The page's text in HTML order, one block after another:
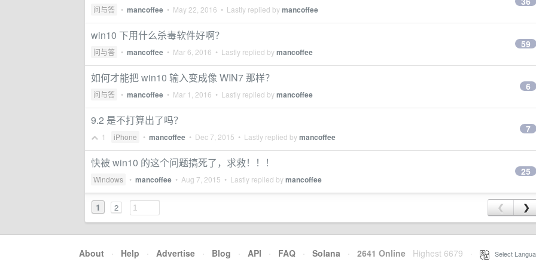
问与答 • mancoffee • May 22, 2016 • Lastly replied bymancoffee
win10 下用什么杀毒软件好啊？
问与答 • mancoffee • Mar 6, 2016 • Lastly replied bymancoffee
59
如何才能把 win10 输入变成像 WIN7 那样？
问与答 • mancoffee • Mar 1, 2016 • Lastly replied bymancoffee
6
9.2 是不打算出了吗？
1 iPhone • mancoffee • Dec 7, 2015 • Lastly replied bymancoffee
7
快被 win10 的这个问题搞死了，求救！！！
Windows • mancoffee • Aug 7, 2015 • Lastly replied bymancoffee
25
1 2 ❮ ❯
About · Help · Advertise · Blog · API · FAQ · Solana · 2641 Online Highest 6679 Select